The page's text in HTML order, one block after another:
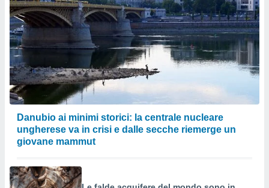
Danubio ai minimi storici: la centrale nucleare
ungherese va in crisi e dalle secche riemerge un
giovane mammut